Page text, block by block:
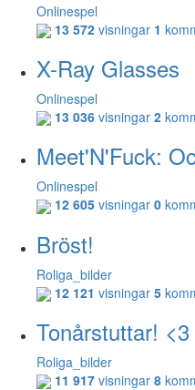
Onlinespel
13 572 visningar 1
X-Ray Glasses
Onlinespel
13 036 visningar 2
Meet'N'Fuck:
Onlinespel
12 605 visningar 0
Bröst!
Roliga_bilder
12 121 visningar 5
Tonårstuttar! <3
Roliga_bilder
11 917 visningar 8